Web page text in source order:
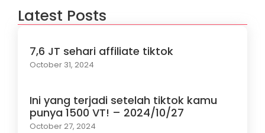
Latest Posts
7,6 JT sehari affiliate tiktok
October 31, 2024
Ini yang terjadi setelah tiktok kamu
punya 1500 VT! – 2024/10/27
October 27, 2024